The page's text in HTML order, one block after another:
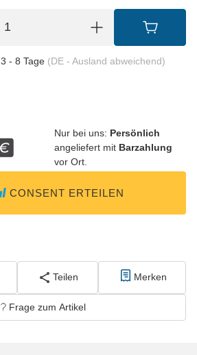
3 - 8 Tage (DE - Ausland abweichend)
Nur bei uns: Persönlich
angeliefert mit Barzahlung
vor Ort.
CONSENT ERTEILEN
Teilen Merken
Frage zum Artikel